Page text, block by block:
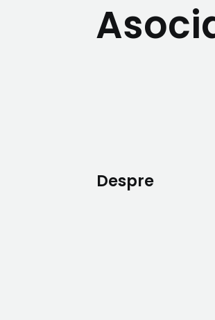
Despre